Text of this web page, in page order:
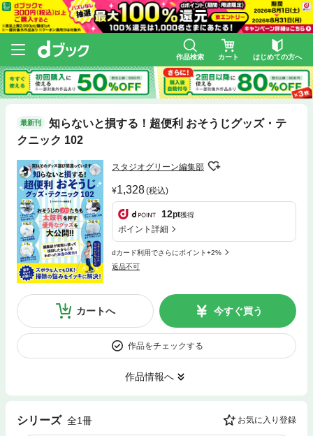
作品検索 カート はじめての方へ
最新刊
知らないと損する！超便利 おそうじグッズ・テ
クニック 102
スタジオグリーン編集部
1,328(税込)
12pt獲得
ポイント詳細
dカード利用でさらにポイント+2%
返品不可
カートへ 今すぐ買う
作品をチェックする
作品情報へ
シリーズ 全1冊 お気に入り登録